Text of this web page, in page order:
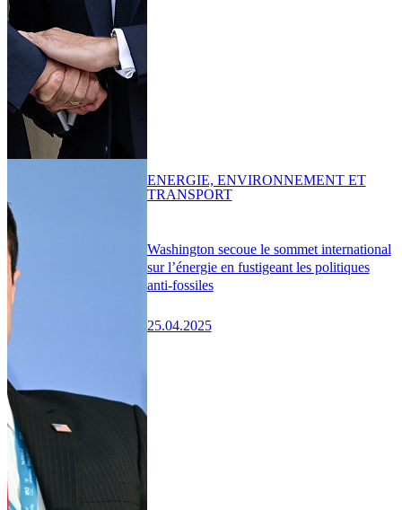
Washington secoue le sommet international
sur l’énergie en fustigeant les politiques
anti-fossiles
25.04.2025
ENERGIE, ENVIRONNEMENT ET
TRANSPORT